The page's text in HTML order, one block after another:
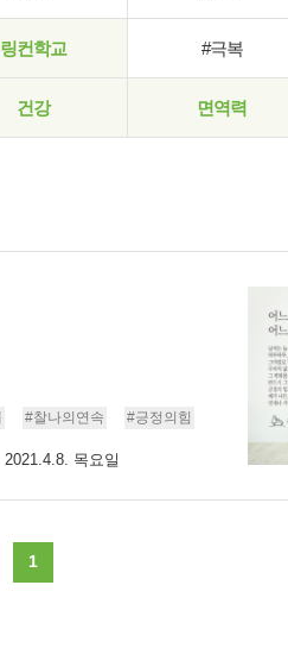
링컨학교 #극복
건강 면역력
#찰나의연속 #긍정의힘
2021.4.8. 목요일
1